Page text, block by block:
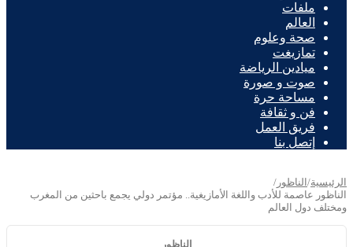
ملفات
العالم
صحة وعلوم
تمازيغت
ميادين الرياضة
صوت و صورة
مساحة حرة
فن و ثقافة
فريق العمل
إتصل بنا
الرئيسية/ الناظور /
الناظور عاصمة للأدب واللغة الأمازيغية.. مؤتمر دولي يجمع باحثين من المغرب
ومختلف دول العالم
الناظور